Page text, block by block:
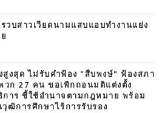
วบสาวเวียดนามแสบแอบทำงานแย่ง
สูงสุด ไม่รับคำฟ้อง “สืบพงษ์” ฟ้องสภา
วก 27 คน ขอเพิกถอนมติแต่งตั้ง
การ ชี้ใช้อำนาจตามกฎหมาย พร้อม
วุฒิการศึกษาไร้การรับรอง